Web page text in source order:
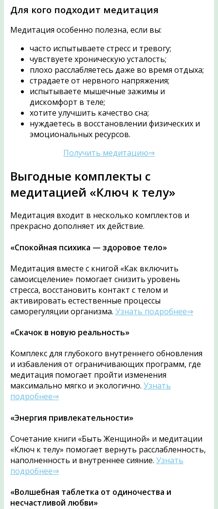
Для кого подходит медитация
Медитация особенно полезна, если вы:
часто испытываете стресс и тревогу;
чувствуете хроническую усталость;
плохо расслабляетесь даже во время отдыха;
страдаете от нервного напряжения;
испытываете мышечные зажимы и
дискомфорт в теле;
хотите улучшить качество сна;
нуждаетесь в восстановлении физических и
эмоциональных ресурсов.
Получить медитацию⇒
Выгодные комплекты с
медитацией «Ключ к телу»
Медитация входит в несколько комплектов и
прекрасно дополняет их действие.
«Спокойная психика — здоровое тело»
Медитация вместе с книгой «Как включить
самоисцеление» помогает снизить уровень
стресса, восстановить контакт с телом и
активировать естественные процессы
саморегуляции организма. Узнать подробнее⇒
«Скачок в новую реальность»
Комплекс для глубокого внутреннего обновления
и избавления от ограничивающих программ, где
медитация помогает пройти изменения
максимально мягко и экологично. Узнать
подробнее⇒
«Энергия привлекательности»
Сочетание книги «Быть Женщиной» и медитации
«Ключ к телу» помогает вернуть расслабленность,
наполненность и внутреннее сияние. Узнать
подробнее⇒
«Волшебная таблетка от одиночества и
несчастливой любви»